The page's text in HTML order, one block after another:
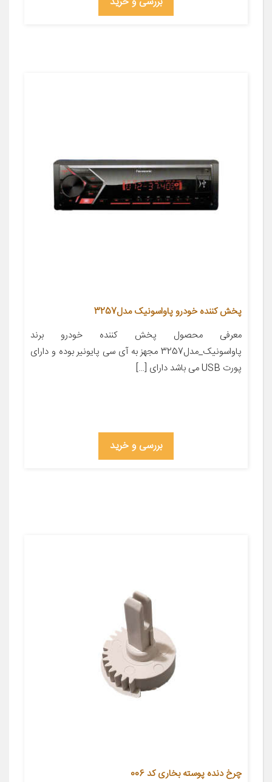
پخش کننده خودرو پاواسونیک مدل3257
معرفی محصول پخش کننده خودرو برند
پاواسونیک_مدل3257 مجهز به آی سی پایونیر بوده و دارای
پورت USB می باشد دارای […]
بررسی و خرید
چرخ دنده پوسته بخاری کد 006